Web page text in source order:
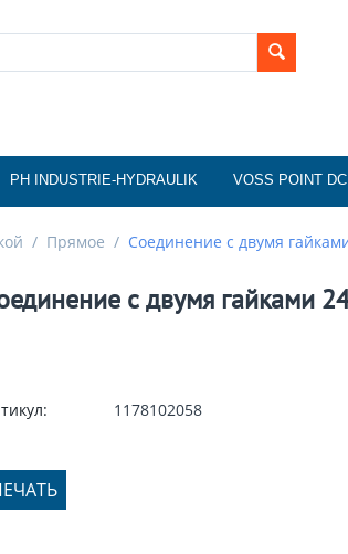
PH INDUSTRIE-HYDRAULIK VOSS POINT DC
/ Прямое / Соединение с двумя
с двумя гайками
1178102058